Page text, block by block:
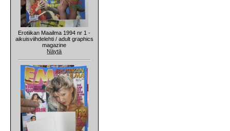
Erotiikan Maailma 1994 nr 1 -
aikuisviihdelehti / adult graphics
magazine
Näytä